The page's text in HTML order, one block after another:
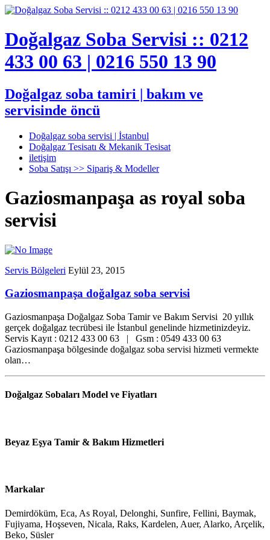
Doğalgaz Soba Servisi :: 0212
433 00 63 | 0216 550 13 90
Doğalgaz soba tamiri | bakım ve
servisinde öncü
Doğalgaz soba servisi | İstanbul
Doğalgaz Tesisatı & Mekanik Tesisat
iletişim
Soba Satışı >> Sipariş & Modeller
Gaziosmanpaşa as royal soba
servisi
Servis Bölgeleri Eylül 23, 2015
Gaziosmanpaşa doğalgaz soba servisi
Gaziosmanpaşa Doğalgaz Soba Tamir ve Bakım Servisi 20 yıllık
gerçek doğalgaz tecrübesi ile İstanbul genelinde hizmetinizdeyiz.
Servis Kayıt : 0212 433 00 63 | Gsm : 0549 433 00 63
Gaziosmanpaşa bölgesinde doğalgaz soba servisi hizmeti vermekte
olan…
Doğalgaz Sobaları Model ve Fiyatları
Beyaz Eşya Tamir & Bakım Hizmetleri
Markalar
Demirdöküm, Eca, As Royal, Delonghi, Sunfire, Fellini, Baymak,
Fujiyama, Hoşseven, Nicala, Raks, Kardelen, Auer, Alarko, Arçelik,
Beko, Süsler